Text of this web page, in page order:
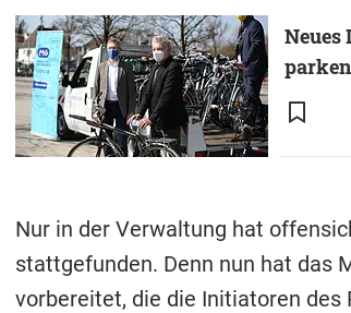
Neues
Nur in der Verwaltung hat
stattgefunden. Denn nun hat das
vorbereitet, die die Initiatoren